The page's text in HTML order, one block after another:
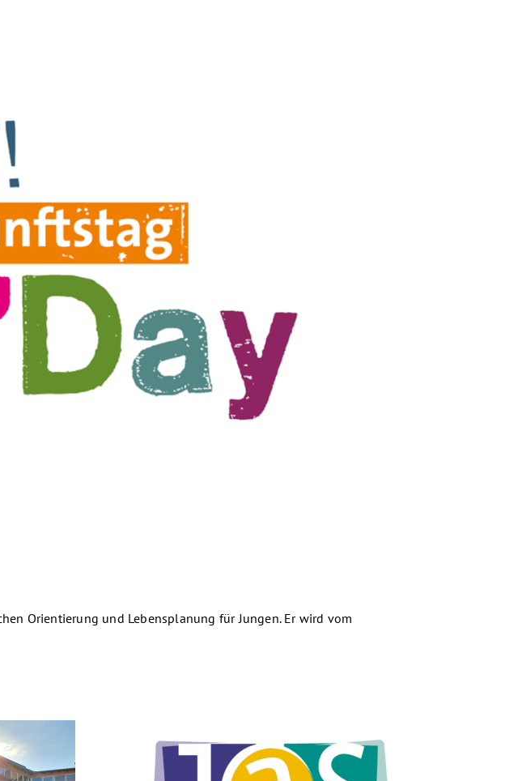
Orientierung und Lebensplanung für Jungen. Er wird vom